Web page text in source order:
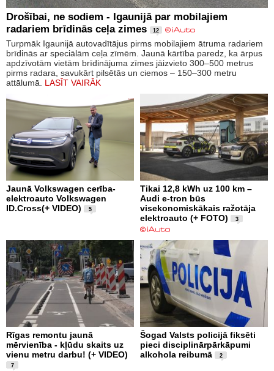
Drošībai, ne sodiem - Igaunijā par mobilajiem
radariem brīdinās ceļa zimes
12
Turpmāk Igaunijā autovadītājus pirms mobilajiem ātruma radariem
brīdinās ar speciālām ceļa zīmēm. Jaunā kārtība paredz, ka ārpus
apdzīvotām vietām brīdinājuma zīmes jāizvieto 300–500 metrus
pirms radara, savukārt pilsētās un ciemos – 150–300 metru
attālumā. LASĪT VAIRĀK
Jaunā Volkswagen cerība-
elektroauto Volkswagen
ID.Cross(+ VIDEO)
5
Tikai 12,8 kWh uz 100 km –
Audi e-tron būs
visekonomiskākais ražotāja
elektroauto (+ FOTO)
3
Rīgas remontu jaunā
mērvienība - kļūdu skaits uz
vienu metru darbu! (+ VIDEO)
7
Šogad Valsts policijā fiksēti
pieci disciplinārpārkāpumi
alkohola reibumā
2